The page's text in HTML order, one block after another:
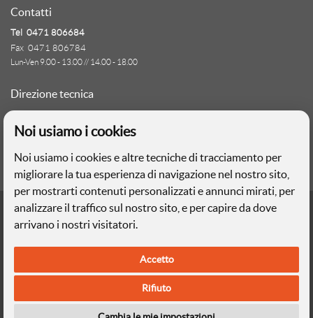
Noi usiamo i cookies
Noi usiamo i cookies e altre tecniche di tracciamento per
migliorare la tua esperienza di navigazione nel nostro sito,
per mostrarti contenuti personalizzati e annunci mirati, per
analizzare il traffico sul nostro sito, e per capire da dove
arrivano i nostri visitatori.
Accetto
Rifiuto
Contatti
Tel 0471 806684
Fax 0471 806784
Lun-Ven 9.00 - 13.00 // 14.00 - 18.00
Direzione tecnica
Largo Cesare Battisti, 28 - 39044 Egna (BZ)
P.IVA: 01652670215
Realizzazione web
Memetic srl- Via Pasqui 28 - 38068 Rovereto (TN)
Privacy
Le foto e le immagini riprodotte sul sito hanno valore puramente
Ignas Tour S.p.A. - Capitale sociale 120.000,00€ interamente versato |